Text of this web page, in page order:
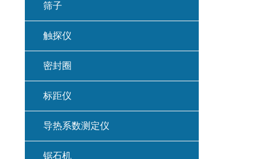
筛子
触探仪
密封圈
标距仪
导热系数测定仪
锯石机